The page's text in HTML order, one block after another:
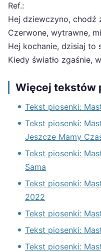
Ref.:
Hej dziewczyno, chodź
Czerwone, wytrawne,
Hej kochanie, dzisiaj to
Kiedy światło zgaśnie,
Więcej tekstów
Tekst piosenki:
Tekst piosenki:
Jeszcze Mamy
Tekst piosenki:
Sama
Tekst piosenki:
2022
Tekst piosenki:
Tekst piosenki:
Tekst piosenki: